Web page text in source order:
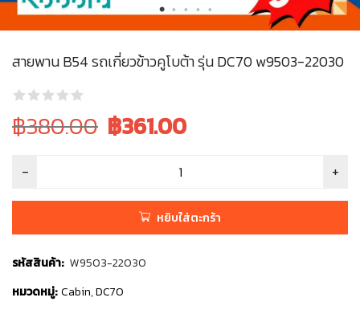
สายพาน B54 รถเกี่ยวข้าวคูโบต้า รุ่น DC70 w9503-22030
Original
price
was:
฿380.00 Current
฿361.00
หยิบใส่ตะกร้า
รหัสสินค้า: W9503-22030
หมวดหมู่: Cabin,DC70